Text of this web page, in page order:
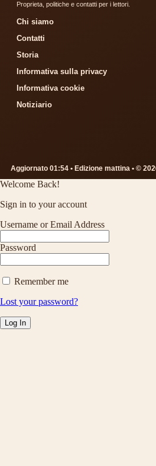
Proprieta, politiche e contatti per i lettori.
Chi siamo
Contatti
Storia
Informativa sulla privacy
Informativa cookie
Notiziario
Aggiornato 01:54 • Edizione mattina • ©
Welcome Back!
Sign in to your account
Username or Email Address
Password
Remember me
Lost your password?